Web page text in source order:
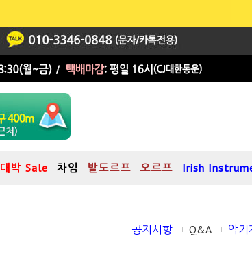
대박 Sale 차임 발도르프 오르프 Irish
공지사항 Q&A 악기